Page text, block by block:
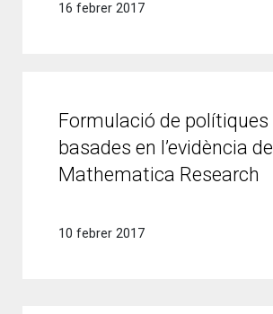
16 febrer 2017
Formulació de polítiques
basades en l’evidència de
Mathematica Research
10 febrer 2017